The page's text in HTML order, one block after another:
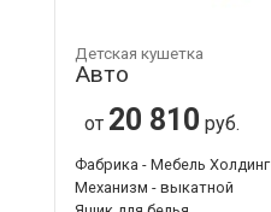
Детская кушетка
Авто
от 20 810 руб.
Фабрика - Мебель Холдинг
Механизм - выкатной